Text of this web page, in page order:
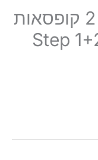
Thuya Sachets סט 2 קופסאות